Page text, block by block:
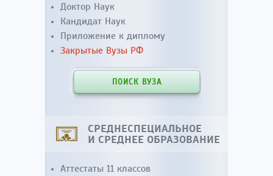
Доктор Наук
Кандидат Наук
Приложение к диплому
Закрытые Вузы РФ
ПОИСК ВУЗА
СРЕДНЕСПЕЦИАЛЬНОЕ
И СРЕДНЕЕ ОБРАЗОВАНИЕ
Аттестаты 11 классов